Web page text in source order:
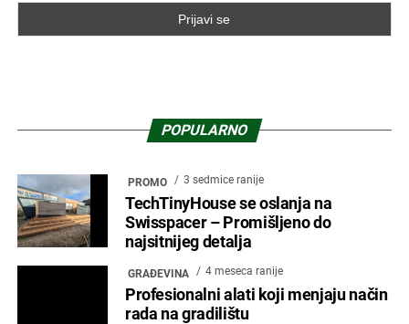
POPULARNO
PROMO 3 sedmice ranije
TechTinyHouse se oslanja na
Swisspacer – Promišljeno do
najsitnijeg detalja
GRAĐEVINA 4 meseca ranije
Profesionalni alati koji menjaju način
rada na gradilištu